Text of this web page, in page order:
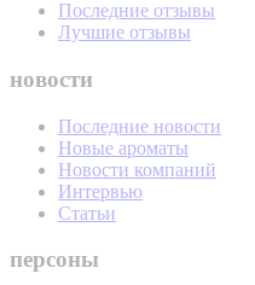
Последние отзывы
Лучшие отзывы
новости
Последние новости
Новые ароматы
Новости компаний
Интервью
Статьи
персоны